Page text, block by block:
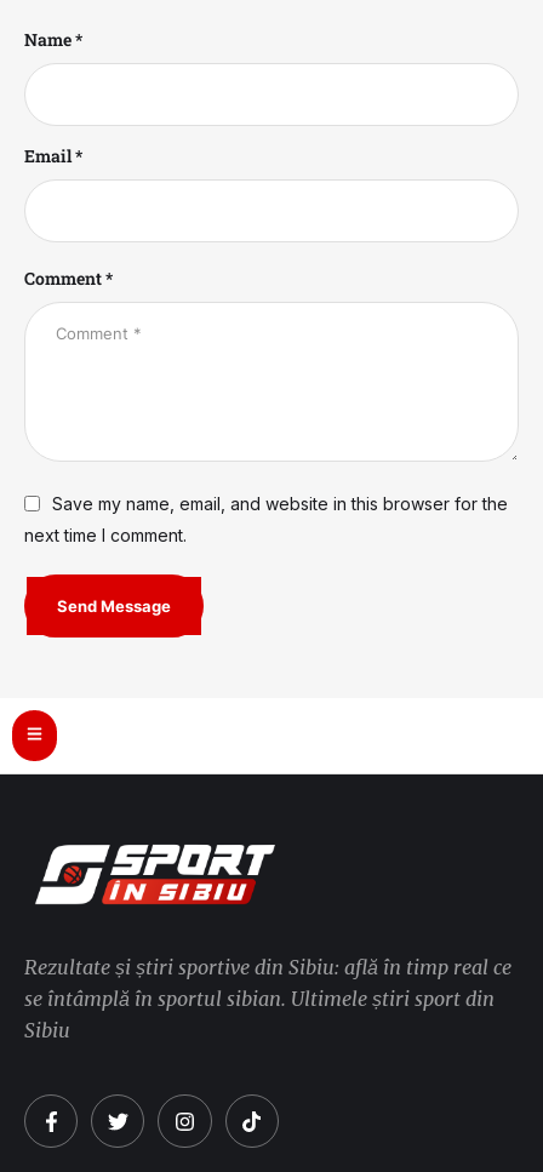
Comment *
Name *
Email *
Save my name, email, and website in this browser for the
next time I comment.
Send Message
Rezultate și știri sportive din Sibiu: află în timp real ce
se întâmplă în sportul sibian. Ultimele știri sport din
Sibiu